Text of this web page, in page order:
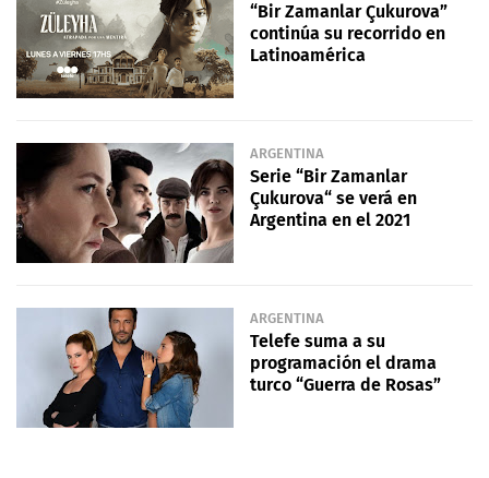
“Bir Zamanlar Çukurova”
continúa su recorrido en
Latinoamérica
ARGENTINA
Serie “Bir Zamanlar
Çukurova“ se verá en
Argentina en el 2021
ARGENTINA
Telefe suma a su
programación el drama
turco “Guerra de Rosas”